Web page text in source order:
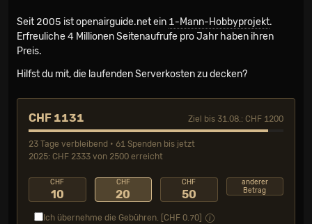
Seit 2005 ist openairguide.net ein 1-Mann-Hobbyprojekt.
Erfreuliche 4 Millionen Seiten­aufrufe pro Jahr haben ihren
Preis.
Hilfst du mit, die laufenden Serverkosten zu decken?
CHF 1131 Ziel bis 31.08.: CHF 1200
23 Tage verbleibend • 61 Spenden bis jetzt
2025: CHF 2333 von 2500 erreicht
CHF
10
CHF
20
CHF
50
anderer
Betrag
Ich übernehme die Gebühren. [CHF 0.70